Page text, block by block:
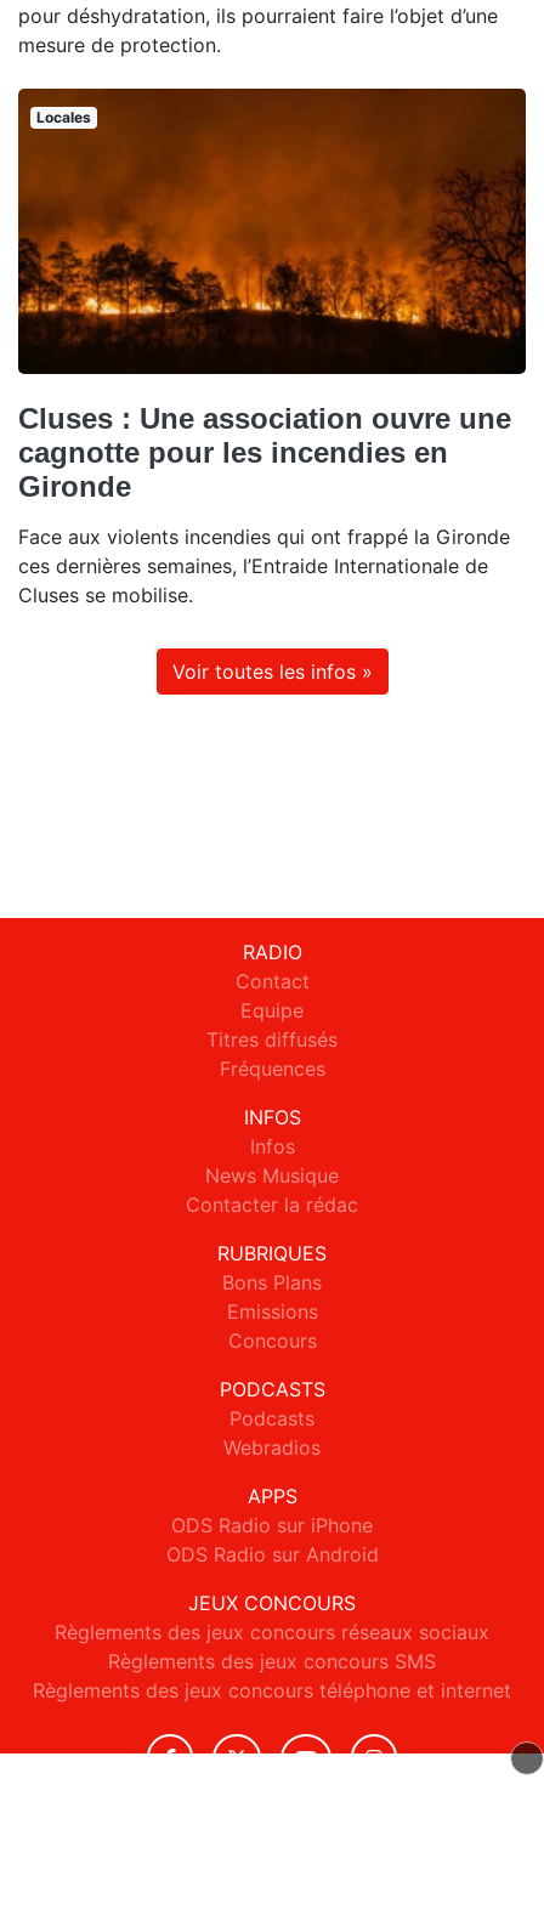
pour déshydratation, ils pourraient faire l’objet d’une
mesure de protection.
Locales
Cluses : Une association ouvre une
cagnotte pour les incendies en
Gironde
Face aux violents incendies qui ont frappé la Gironde
ces dernières semaines, l’Entraide Internationale de
Cluses se mobilise.
Voir toutes les infos »
RADIO
Contact
Equipe
Titres diffusés
Fréquences
INFOS
Infos
News Musique
Contacter la rédac
RUBRIQUES
Bons Plans
Emissions
Concours
PODCASTS
Podcasts
Webradios
APPS
ODS Radio sur iPhone
ODS Radio sur Android
JEUX CONCOURS
Règlements des jeux concours réseaux sociaux
Règlements des jeux concours SMS
Règlements des jeux concours téléphone et internet